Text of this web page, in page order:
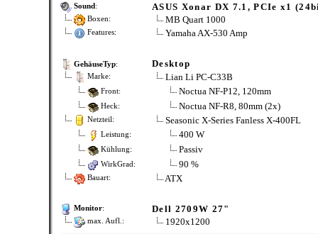
Sound: ASUS Xonar DX 7.1, PCIe x1
Boxen: MB Quart 1000
Features: Yamaha AX-530 Amp
GehäuseTyp: Desktop
Marke: Lian Li PC-C33B
Front: Noctua NF-P12, 120mm
Heck: Noctua NF-R8, 80mm (2x)
Netzteil: Seasonic X-Series Fanless X-400FL
Leistung: 400 W
Kühlung: Passiv
WirkGrad: 90 %
Bauart: ATX
Monitor: Dell 2709W 27"
max. Aufl.: 1920x1200